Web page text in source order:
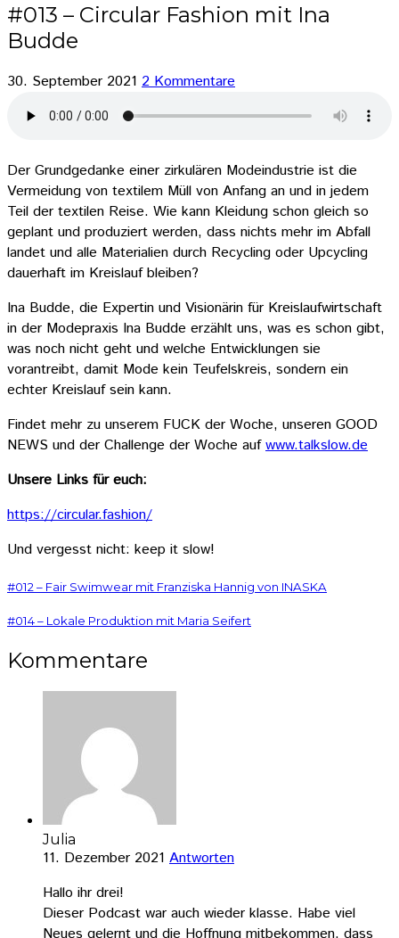
#013 – Circular Fashion mit Ina
Budde
30. September 2021 2 Kommentare
Der Grundgedanke einer zirkulären Modeindustrie ist die
Vermeidung von textilem Müll von Anfang an und in jedem
Teil der textilen Reise. Wie kann Kleidung schon gleich so
geplant und produziert werden, dass nichts mehr im Abfall
landet und alle Materialien durch Recycling oder Upcycling
dauerhaft im Kreislauf bleiben?
Ina Budde, die Expertin und Visionärin für Kreislaufwirtschaft
in der Modepraxis Ina Budde erzählt uns, was es schon gibt,
was noch nicht geht und welche Entwicklungen sie
vorantreibt, damit Mode kein Teufelskreis, sondern ein
echter Kreislauf sein kann.
Findet mehr zu unserem FUCK der Woche, unseren GOOD
NEWS und der Challenge der Woche aufwww.talkslow.de
Unsere Links für euch:
https://circular.fashion/
Und vergesst nicht: keep it slow!
#012 – Fair Swimwear mit Franziska Hannig von INASKA
#014 – Lokale Produktion mit Maria Seifert
Kommentare
Julia
11. Dezember 2021 Antworten
Hallo ihr drei!
Dieser Podcast war auch wieder klasse. Habe viel